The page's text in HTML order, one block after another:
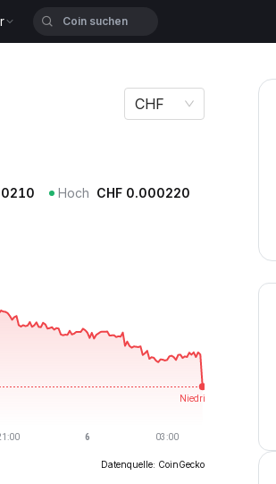
CHF
Hoch CHF 0.000220
Datenquelle: CoinGecko